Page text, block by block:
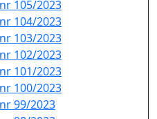
105/2023
104/2023
103/2023
102/2023
101/2023
100/2023
99/2023